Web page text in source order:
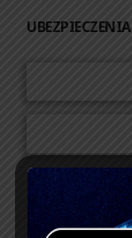
UBEZPIECZENIA